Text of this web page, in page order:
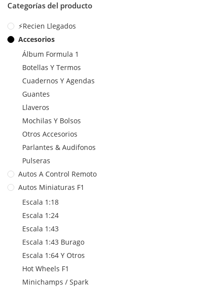
Categorías del producto
⚡Recien Llegados
Accesorios
Álbum Formula 1
Botellas Y Termos
Cuadernos Y Agendas
Guantes
Llaveros
Mochilas Y Bolsos
Otros Accesorios
Parlantes & Audifonos
Pulseras
Autos A Control Remoto
Autos Miniaturas F1
Escala 1:18
Escala 1:24
Escala 1:43
Escala 1:43 Burago
Escala 1:64 Y Otros
Hot Wheels F1
Minichamps / Spark